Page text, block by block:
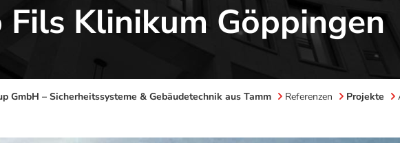
Fils Klinikum Göppingen
GmbH – Sicherheitssysteme & Gebäudetechnik aus Tamm Referenzen Projekte